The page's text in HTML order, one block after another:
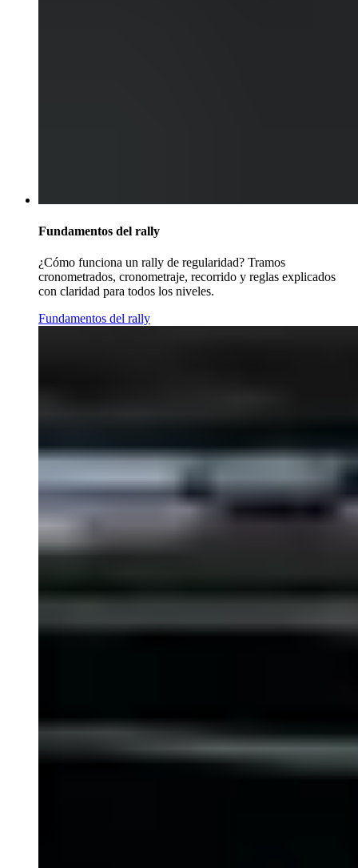
Fundamentos del rally
¿Cómo funciona un rally de regularidad? Tramos
cronometrados, cronometraje, recorrido y reglas explicados
con claridad para todos los niveles.
Fundamentos del rally